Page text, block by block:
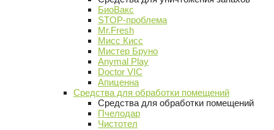
БиоВакс
STOP-проблема
Mr.Fresh
Мисс Кисс
Мистер Бруно
Anymal Play
Doctor VIC
Апиценна
Средства для обработки помещений
Средства для обработки помещений
Пчелодар
Чистотел